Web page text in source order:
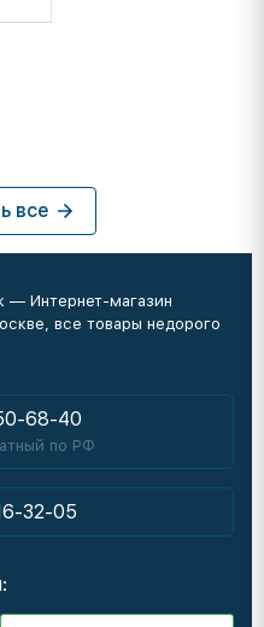
все
— Интернет-магазин
все товары недорого
68-40
по РФ
32-05